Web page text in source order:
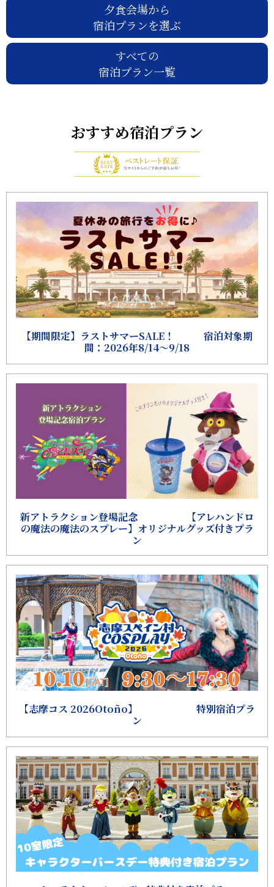
夕食会場から
宿泊プランを選ぶ
すべての
宿泊プラン一覧
おすすめ宿泊プラン
【期間限定】ラストサマーSALE！ 宿泊対象期
間：2026年8/14～9/18
新アトラクション登場記念 【アレハンドロ
の魔法の魔法のスプレー】オリジナルグッズ付きプラ
ン
【志摩コス 2026Otoño】 特別宿泊プラ
ン